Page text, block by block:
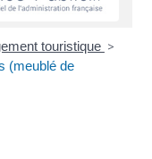
touristique >
(meublé de